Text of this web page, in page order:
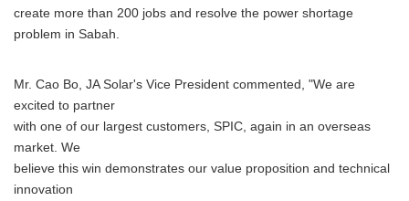
create more than 200 jobs and resolve the power shortage
problem in Sabah.
Mr. Cao Bo, JA Solar's Vice President commented, "We are
excited to partner
with one of our largest customers, SPIC, again in an overseas
market. We
believe this win demonstrates our value proposition and technical
innovation